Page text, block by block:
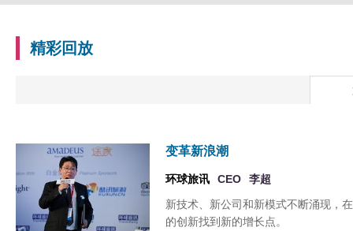
精彩回放
变革新浪潮
环球旅讯 CEO
李超
新技术、新公司和新模式不断涌现，
的创新找到新的增长点。